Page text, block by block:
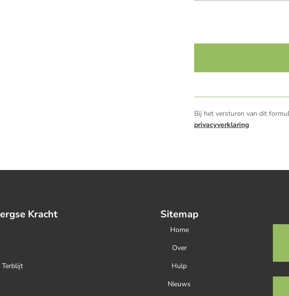
Bij het versturen van dit
privacyverklaring
Kracht
Terblijt
Sitemap
Home
Over
Hulp
Nieuws